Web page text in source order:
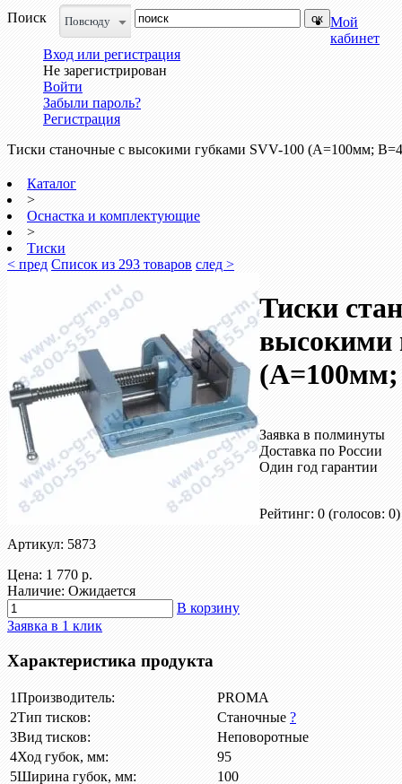
Поиск
Повсюду
Мой
кабинет
Вход или регистрация
Не зарегистрирован
Войти
Забыли пароль?
Регистрация
Тиски станочные с высокими губками SVV-100 (A=100мм;
Каталог
>
Оснастка и комплектующие
>
Тиски
< пред Список из 293 товаров след >
Тиски
высокими
Заявка в полминуты
Доставка по России
Один год гарантии
Рейтинг: 0 (голосов: 0)
Артикул: 5873
Цена: 1 770 р.
Наличие: Ожидается
В корзину
Заявка в 1 клик
Характеристика продукта
1Производитель:
PROMA
2Тип тисков: Станочные ?
3Вид тисков:
Неповоротные
4Ход губок, мм:
95
5Ширина губок, мм: 100